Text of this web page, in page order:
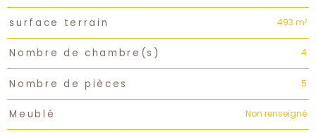
surface terrain 493 m²
Nombre de chambre(s) 4
Nombre de pièces 5
Meublé Non renseigné